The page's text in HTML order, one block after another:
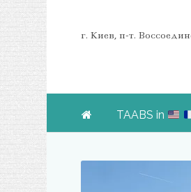
г. Киев, п-т.
TAABS in